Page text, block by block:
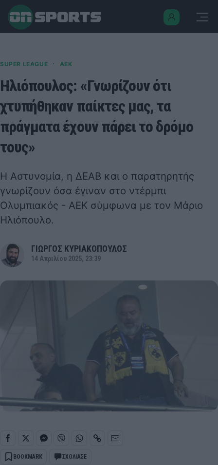
SUPER LEAGUE · ΑΕΚ
Ηλιόπουλος: «Γνωρίζουν ότι
χτυπήθηκαν παίκτες μας, τα
πράγματα έχουν πάρει το δρόμο
τους»
Η Αστυνομία, η ΔΕΑΒ και ο παρατηρητής
γνωρίζουν όσα έγιναν στο ντέρμπι
Ολυμπιακός - ΑΕΚ σύμφωνα με τον Μάριο
Ηλιόπουλο.
ΓΙΩΡΓΟΣ ΚΥΡΙΑΚΟΠΟΥΛΟΣ
14 Απριλίου 2025, 23:39
BOOKMARK ΣΧΟΛΙΑΣΕ